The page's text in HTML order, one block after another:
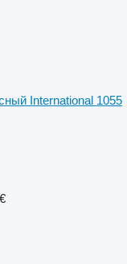
International 1055